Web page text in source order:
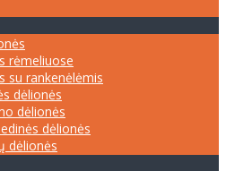
rėmeliuose
su rankenėlėmis
dėlionės
dėlionės
dėlionės
dėlionės